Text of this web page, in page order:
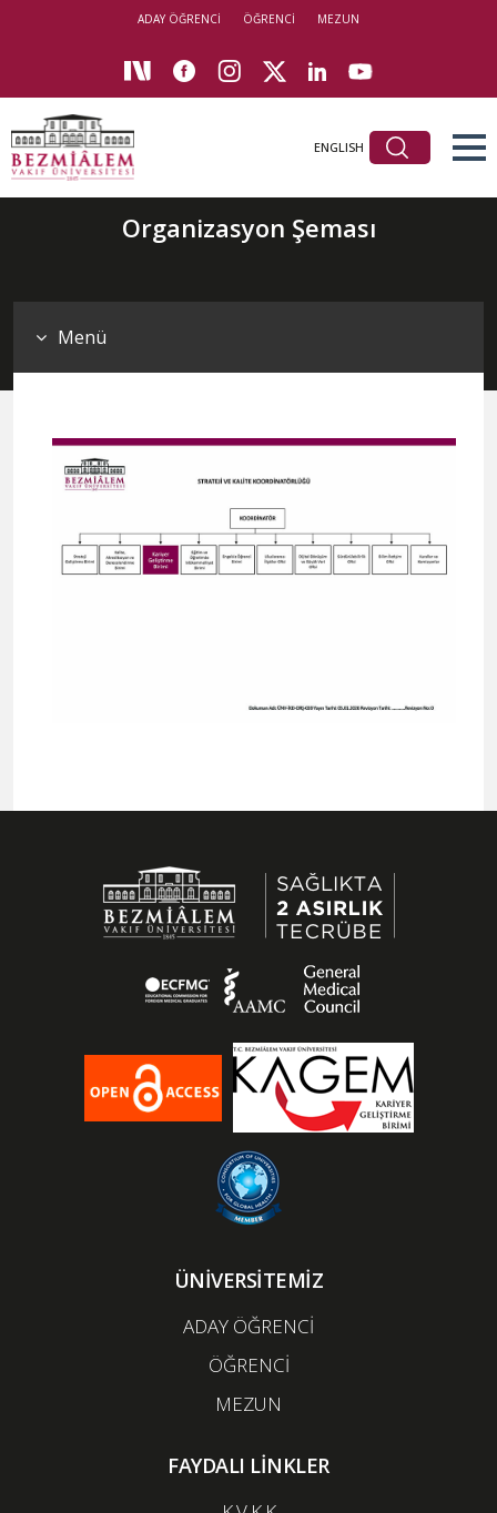
ADAY ÖĞRENCİ ÖĞRENCİ MEZUN
ENGLISH
Organizasyon Şeması
Menü
ÜNİVERSİTEMİZ
ADAY ÖĞRENCİ
ÖĞRENCİ
MEZUN
FAYDALI LİNKLER